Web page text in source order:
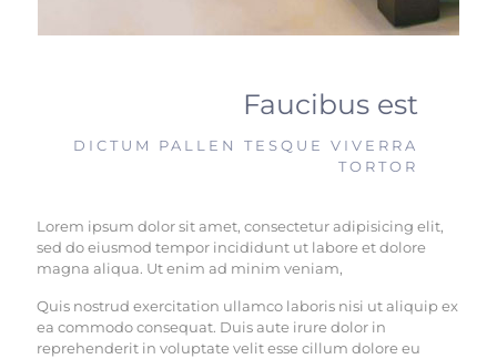
Faucibus est
DICTUM PALLEN TESQUE VIVERRA
TORTOR
Lorem ipsum dolor sit amet, consectetur adipisicing elit,
sed do eiusmod tempor incididunt ut labore et dolore
magna aliqua. Ut enim ad minim veniam,
Quis nostrud exercitation ullamco laboris nisi ut aliquip ex
ea commodo consequat. Duis aute irure dolor in
reprehenderit in voluptate velit esse cillum dolore eu